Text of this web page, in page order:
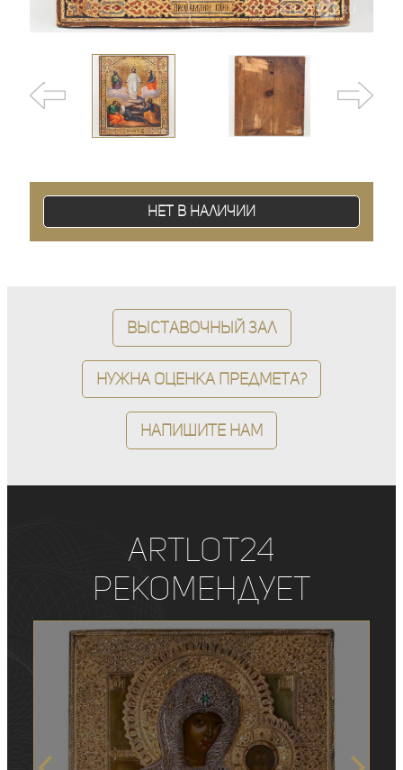
Нет в наличии
Выставочный зал
Нужна оценка предмета?
Напишите нам
ArtLot24
рекомендует